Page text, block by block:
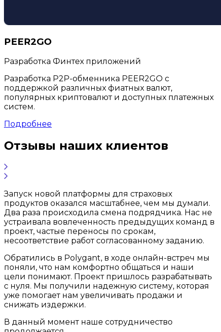
PEER2GO
Разработка Финтех приложений
Разработка P2P-обменника PEER2GO с
поддержкой различных фиатных валют,
популярных криптовалют и доступных платежных
систем.
Подробнее
Отзывы наших клиентов
Запуск новой платформы для страховых
продуктов оказался масштабнее, чем мы думали.
Два раза происходила смена подрядчика. Нас не
устраивала вовлеченность предыдущих команд в
проект, частые переносы по срокам,
несоответствие работ согласованному заданию.
Обратились в Polygant, в ходе онлайн-встреч мы
поняли, что нам комфортно общаться и наши
цели понимают. Проект пришлось разрабатывать
с нуля. Мы получили надежную систему, которая
уже помогает нам увеличивать продажи и
снижать издержки.
В данный момент наше сотрудничество